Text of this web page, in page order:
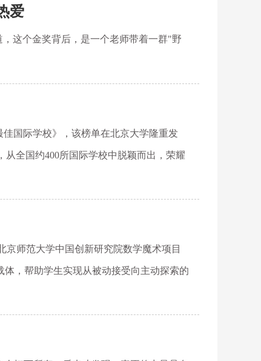
爱
这个金奖背后，是一个老师带着一群"野
国际学校》，该榜单在北京大学隆重发
全国约400所国际学校中脱颖而出，荣耀
师范大学中国创新研究院数学魔术项目
，帮助学生实现从被动接受向主动探索的